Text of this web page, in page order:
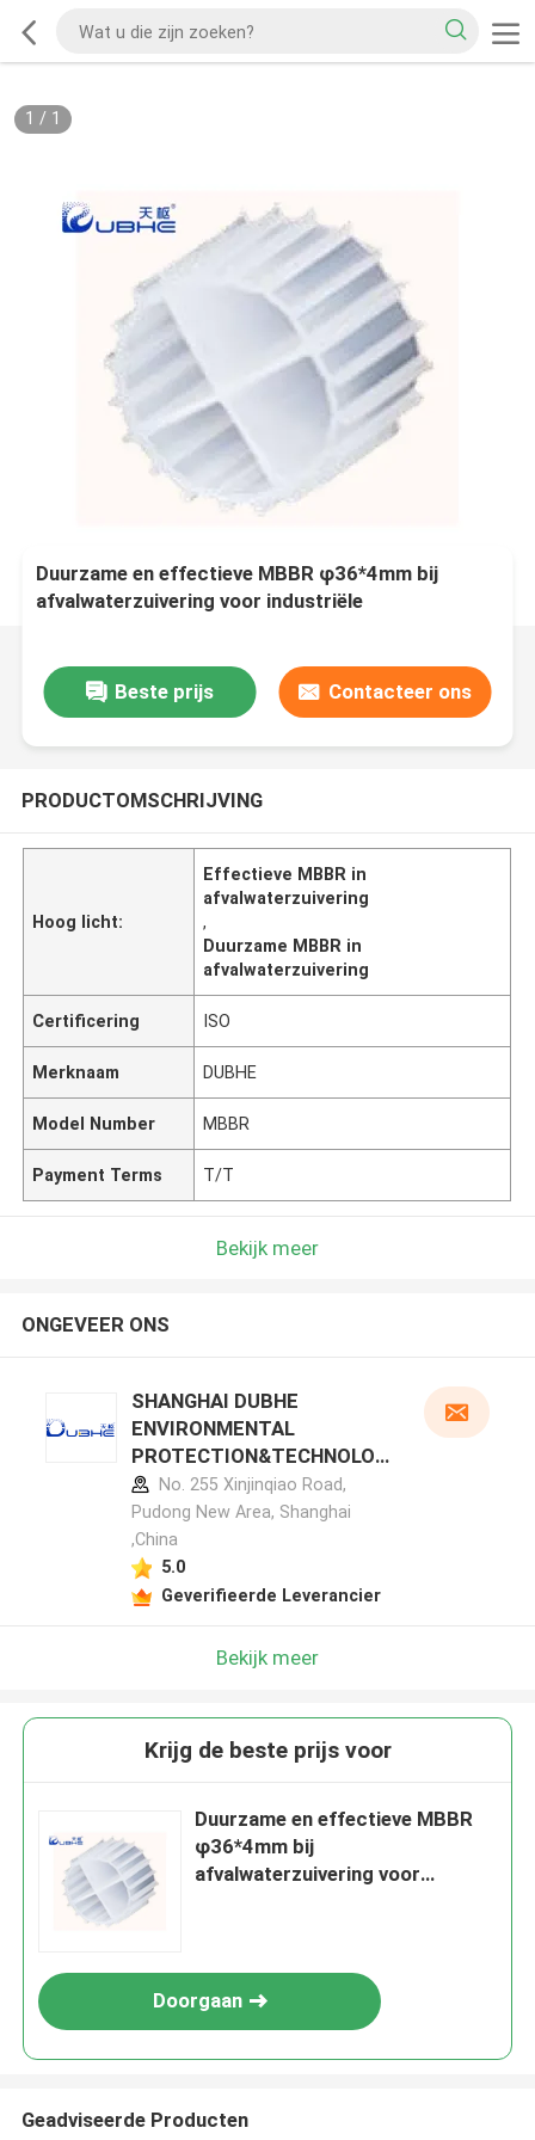
1 / 1
Duurzame en effectieve MBBR φ36*4mm bij
afvalwaterzuivering voor industriële
Beste prijs Contacteer ons
PRODUCTOMSCHRIJVING
Hoog licht:
Effectieve MBBR in
afvalwaterzuivering
,
Duurzame MBBR in
afvalwaterzuivering
Certificering ISO
Merknaam DUBHE
Model Number MBBR
Payment Terms T/T
Bekijk meer
ONGEVEER ONS
SHANGHAI DUBHE
ENVIRONMENTAL
PROTECTION&TECHNOLOG
Y CO.,LTD fabrikant profiel
No. 255 Xinjinqiao Road,
Pudong New Area, Shanghai
,China
5.0
Geverifieerde Leverancier
Bekijk meer
Krijg de beste prijs voor
Duurzame en effectieve MBBR
φ36*4mm bij
afvalwaterzuivering voor
Doorgaan
Geadviseerde Producten